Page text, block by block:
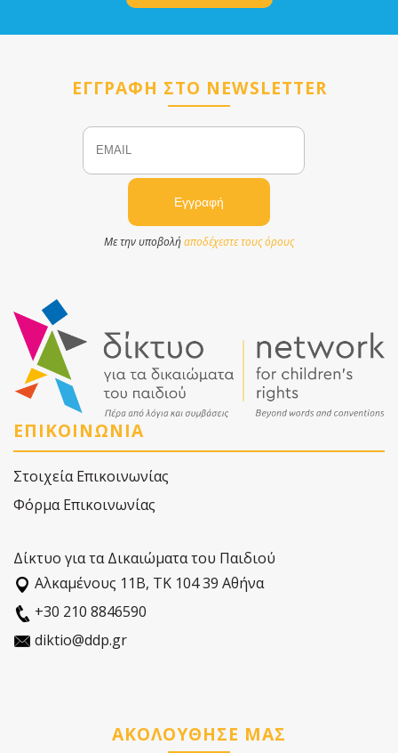
ΕΓΓΡΑΦΗ ΣΤΟ NEWSLETTER
Email
Με την υποβολήαποδέχεστε τους όρους
ΕΠΙΚΟΙΝΩΝΙΑ
Στοιχεία Επικοινωνίας
Φόρμα Επικοινωνίας
Δίκτυο για τα Δικαιώματα του Παιδιού
Αλκαµένους 11Β, ΤΚ 104 39 Αθήνα
+30 210 8846590
diktio@ddp.gr
ΑΚΟΛΟΥΘΗΣΕ ΜΑΣ